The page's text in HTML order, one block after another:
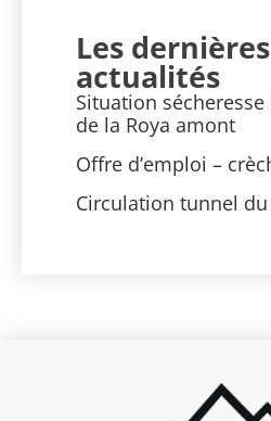
Les dernières
actualités
Situation
de la Roya amont
Offre d’emploi –
Circulation tunnel